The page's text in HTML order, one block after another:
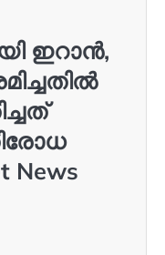
ഇറാൻ,
News